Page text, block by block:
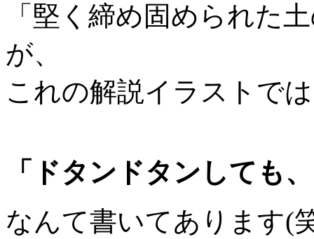
「堅く締め固められた
が、
これの解説イラストでは
「ドタンドタンしても
なんて書いてあります(